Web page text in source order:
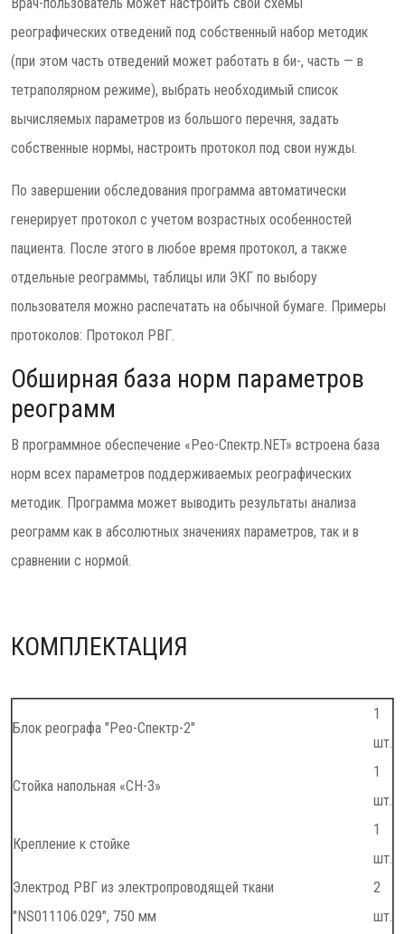
реографических отведений под собственный набор методик
(при этом часть отведений может работать в би-, часть — в
тетраполярном режиме), выбрать необходимый список
вычисляемых параметров из большого перечня, задать
собственные нормы, настроить протокол под свои нужды.
По завершении обследования программа автоматически
генерирует протокол с учетом возрастных особенностей
пациента. После этого в любое время протокол, а также
отдельные реограммы, таблицы или ЭКГ по выбору
пользователя можно распечатать на обычной бумаге. Примеры
протоколов: Протокол РВГ.
Обширная база норм параметров
реограмм
В программное обеспечение «Рео-Спектр.NET» встроена база
норм всех параметров поддерживаемых реографических
методик. Программа может выводить результаты анализа
реограмм как в абсолютных значениях параметров, так и в
сравнении с нормой.
КОМПЛЕКТАЦИЯ
Блок реографа "Рео-Спектр-2"
1
шт.
Стойка напольная «СН-3»
1
шт.
Крепление к стойке
1
шт.
Электрод РВГ из электропроводящей ткани
"NS011106.029", 750 мм
2
шт.